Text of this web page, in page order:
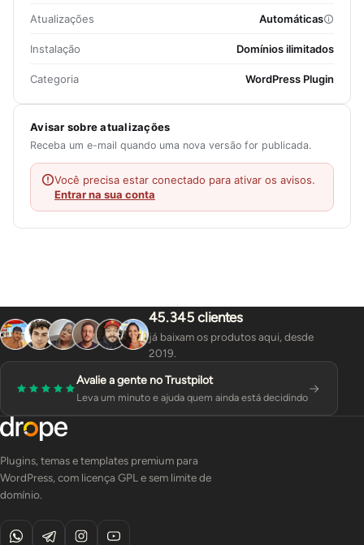
Atualizações Automáticas
Instalação Domínios ilimitados
Categoria WordPress Plugin
Avisar sobre atualizações
Receba um e-mail quando uma nova versão for publicada.
Você precisa estar conectado para ativar os avisos.
Entrar na sua conta
45.345 clientes
já baixam os produtos aqui, desde
2019.
Avalie a gente no Trustpilot
Leva um minuto e ajuda quem ainda está decidindo
Plugins, temas e templates premium para
WordPress, com licença GPL e sem limite de
domínio.